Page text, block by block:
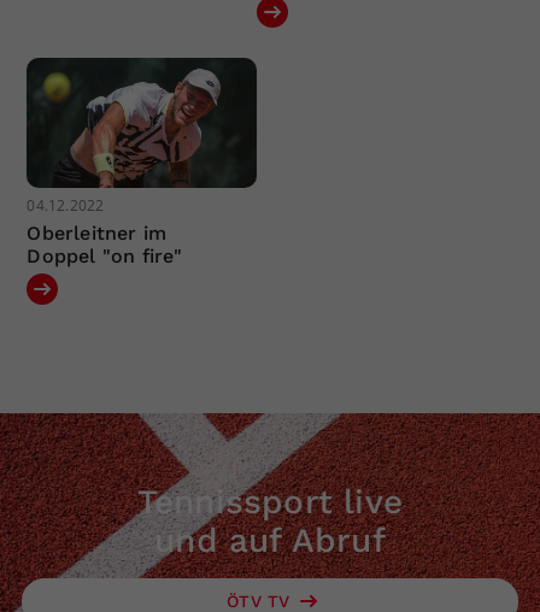
04.12.2022
Oberleitner im
Doppel "on fire"
Tennissport live
und auf Abruf
ÖTV TV